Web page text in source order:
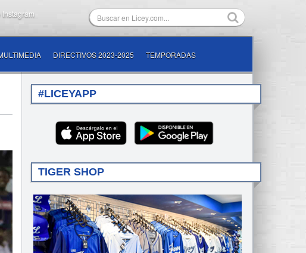
DIRECTIVOS 2023-2025 TEMPORADAS
#LICEYAPP
TIGER SHOP